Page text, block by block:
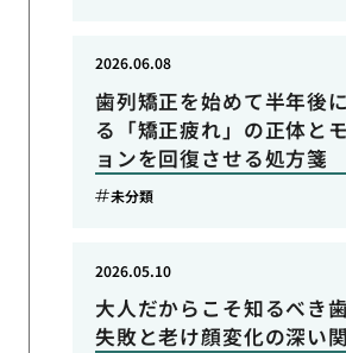
歯列矯正を始めて半年後
る「矯正疲れ」の正体と
ョンを回復させる処方箋
2026.06.08
未分類
大人だからこそ知るべき
失敗と老け顔変化の深い
2026.05.10